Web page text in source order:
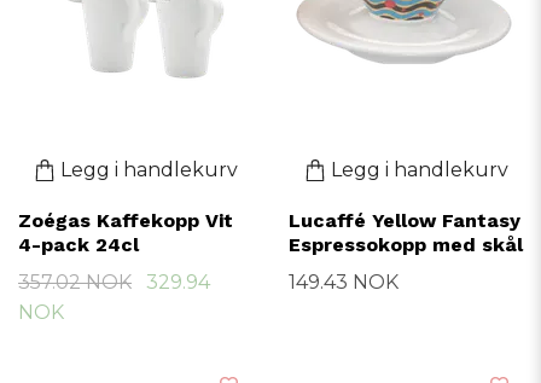
Legg i handlekurv
Zoégas Kaffekopp Vit
4-pack 24cl
357.02 NOK
329.94
NOK
Legg i handlekurv
Lucaffé Yellow Fantasy
Espressokopp med skål
149.43 NOK